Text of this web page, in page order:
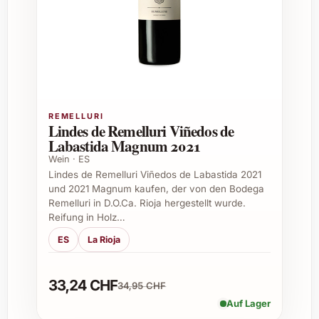
biologische Reifung unter Flor-Hefe
Alkoholgehalt von ca. 15 %
Passende Anlässe für Lustau Fino La Ina
Zusammenkünften
Begleitung von Tapas, Meeresfrüchten
und leichten Salaten
Geschenkidee zum Geburtstag,
Weihnachten oder Jubiläen
Erfrischendes Getränk für sommerliche
Feste und Grillabende
Elegante Ergänzung bei Firmenevents
oder Cateringveranstaltungen
Tipps für den Genuss
Kühlen auf etwa 7-10 °C servieren, um
REMELLURI
Lindes de Remelluri Viñedos de
Labastida Magnum 2021
Wein · ES
Lindes de Remelluri Viñedos de Labastida 2021
und 2021 Magnum kaufen, der von den Bodega
Remelluri in D.O.Ca. Rioja hergestellt wurde.
Reifung in Holz…
ES La Rioja
33,24 CHF34,95 CHF
Auf Lager